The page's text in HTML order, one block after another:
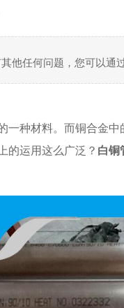
他任何问题，您可以通
一种材料。而铜合金
的运用这么广泛？ 白铜